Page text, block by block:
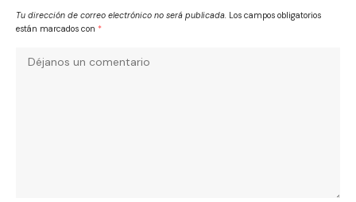
Tu dirección de correo electrónico no será publicada. Los campos obligatorios
están marcados con *